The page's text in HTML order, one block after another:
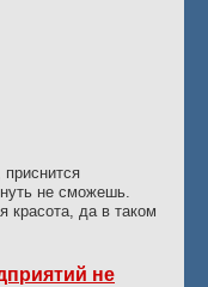
не сможешь.
красота, да в таком
не